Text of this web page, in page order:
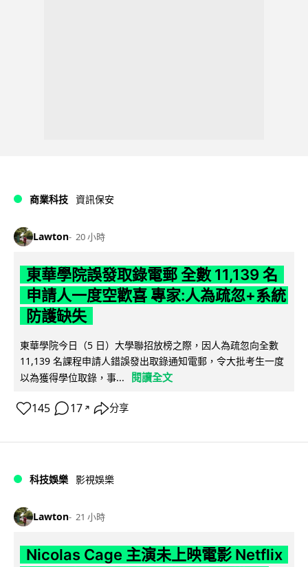
商業科技 資訊保安
Lawton 20 小時
東華學院誤發取錄電郵 全數 11,139 名
申請人一度空歡喜 專家:人為疏忽+系統
防護缺失
東華學院今日（5 日）大學聯招放榜之際，因人為疏忽向全數
11,139 名課程申請人錯誤發出取錄通知電郵，令大批考生一度
以為獲得學位取錄，事...
閱讀全文
145 17 ↗ 分享
科技娛樂 影視娛樂
Lawton 21 小時
Nicolas Cage 主演未上映電影 Netflix